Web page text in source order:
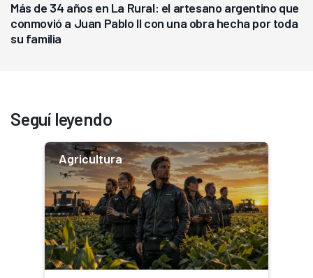
Más de 34 años en La Rural: el artesano argentino que
conmovió a Juan Pablo II con una obra hecha por toda
su familia
Seguí leyendo
Agricultura